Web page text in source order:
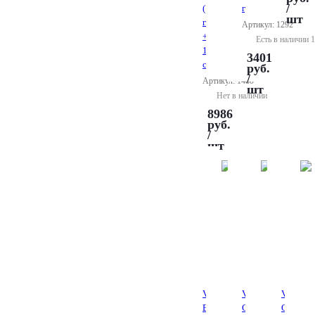
(76
г
+
10
смес.)
Артикул: 1480
Нет в наличии
8986
руб.
/
шт
г)
Артикул: 1292
Есть в наличии
3401
руб.
/
шт
/
шт
VOCO
Bifluorid
VOCO
Clip
VOCO